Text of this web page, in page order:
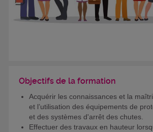
Objectifs de la formation
Acquérir les connaissances et la
et l’utilisation des équipements de
et des systèmes d'arrêt des chutes.
Effectuer des travaux en hauteur